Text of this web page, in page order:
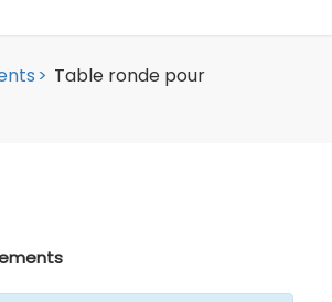
> Table ronde pour